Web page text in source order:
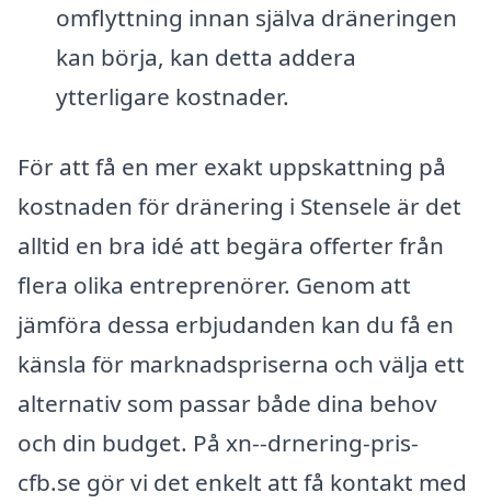
omflyttning innan själva dräneringen
kan börja, kan detta addera
ytterligare kostnader.
För att få en mer exakt uppskattning på
kostnaden för dränering i Stensele är det
alltid en bra idé att begära offerter från
flera olika entreprenörer. Genom att
jämföra dessa erbjudanden kan du få en
känsla för marknadspriserna och välja ett
alternativ som passar både dina behov
och din budget. På xn--drnering-pris-
cfb.se gör vi det enkelt att få kontakt med